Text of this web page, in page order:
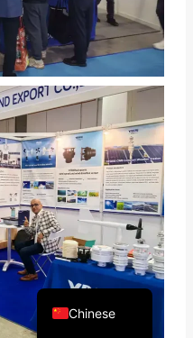
Chinese
English
Korean
Thai
Vietnamese
French
Portuguese
Spanish
Russian
Arabic